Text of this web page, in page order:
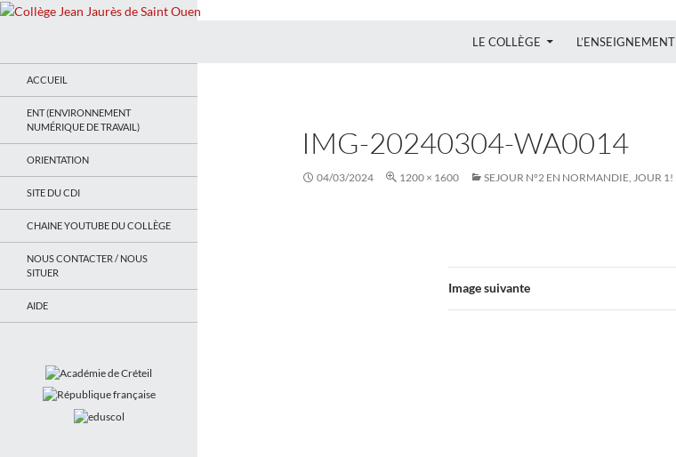
LE COLLÈGE L’ENSEIGNEMENT
IMG-20240304-WA0014
04/03/2024 1200 × 1600 SEJOUR N°2 EN NORMANDIE, JOUR 1!
Image suivante
ACCUEIL
ENT (ENVIRONNEMENT
NUMÉRIQUE DE TRAVAIL)
ORIENTATION
SITE DU CDI
CHAINE YOUTUBE DU COLLÈGE
NOUS CONTACTER / NOUS
SITUER
AIDE